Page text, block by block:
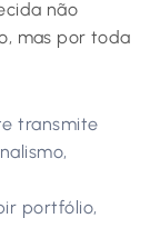
não
mas por toda
transmite
portfólio,